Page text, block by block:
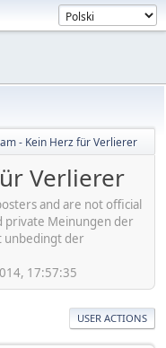
- Kein Herz für Verlierer
Verlierer
and are not official
private Meinungen der
unbedingt der
17:57:35
USER ACTIONS